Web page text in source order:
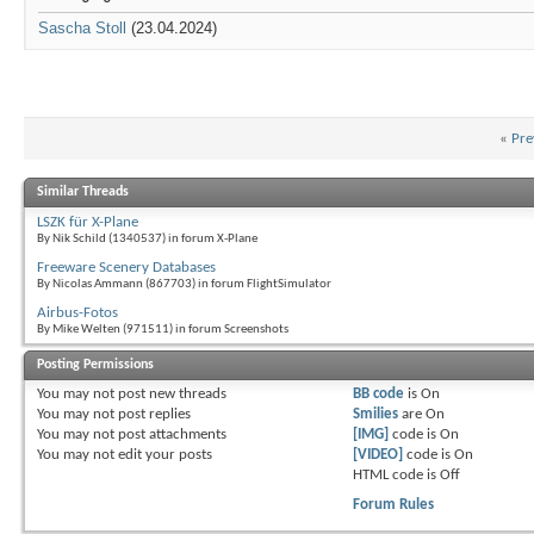
Sascha Stoll (23.04.2024)
«
Similar Threads
LSZK für X-Plane
By Nik Schild (1340537) in forum X-Plane
Freeware Scenery Databases
By Nicolas Ammann (867703) in forum FlightSimulator
Airbus-Fotos
By Mike Welten (971511) in forum Screenshots
Posting Permissions
You may not post new threads
You may not post replies
You may not post attachments
You may not edit your posts
BB codeis On
Smiliesare On
[IMG] code is On
[VIDEO] code is On
HTML code is Off
Forum Rules